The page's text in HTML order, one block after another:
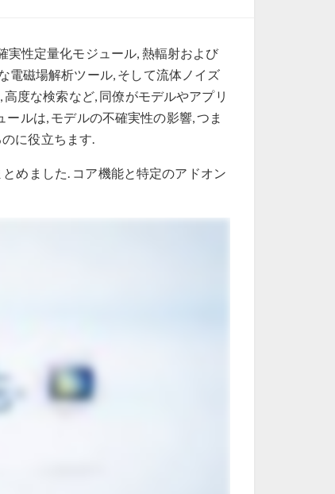
実性定量化モジュール, 熱輻射および
電磁場解析ツール, そして流体ノイズ
度な検索など, 同僚がモデルやアプリ
ルは, モデルの不確実性の影響, つま
に役立ちます.
めました. コア機能と特定のアドオン